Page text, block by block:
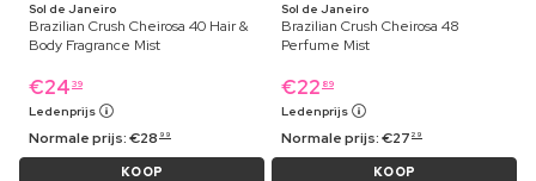
Sol de Janeiro
Brazilian Crush Cheirosa 40 Hair &
Body Fragrance Mist
€24 39
Ledenprijs
Normale prijs:€28 99
KOOP
Sol de Janeiro
Brazilian Crush Cheirosa 48
Perfume Mist
€22 89
Ledenprijs
Normale prijs:€27 29
KOOP